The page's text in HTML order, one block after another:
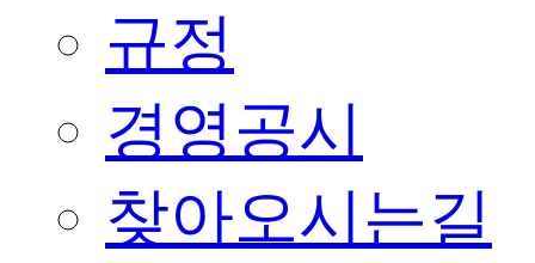
규정
경영공시
찾아오시는길